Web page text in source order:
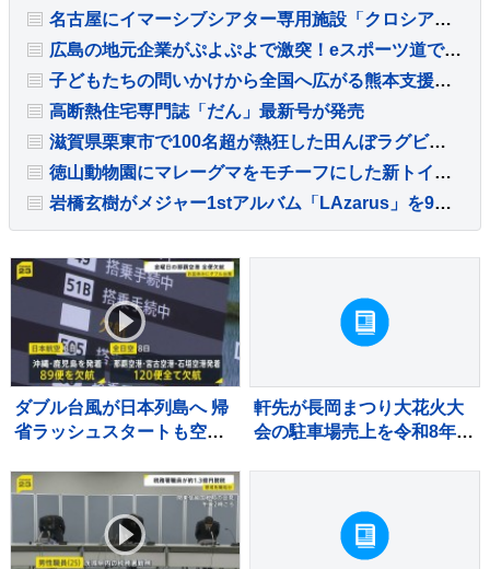
名古屋にイマーシブシアター専用施設「クロシアハウス」をオープンへ
広島の地元企業がぷよぷよで激突！eスポーツ道で企業対抗大会を放送
子どもたちの問いかけから全国へ広がる熊本支援チャリティーワークショップ
高断熱住宅専門誌「だん」最新号が発売
滋賀県栗東市で100名超が熱狂した田んぼラグビーと里山保全の取り組み
徳山動物園にマレーグマをモチーフにした新トイレが完成
岩橋玄樹がメジャー1stアルバム「LAzarus」を9月2日にリリース
ダブル台風が日本列島へ 帰
省ラッシュスタートも空の
「持病の薬」「血圧測定
器」を避難所に持ち込む高
齢者も 週明け15号も本州
へ【news23】
軒先が長岡まつり大花火大
会の駐車場売上を令和8年熊